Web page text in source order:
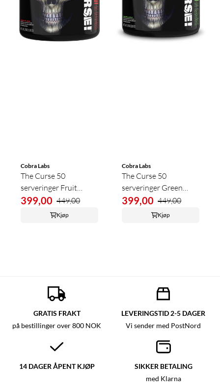
Cobra Labs
The Curse 50
serveringer Fruit
Punch
399,00 449,00
Kjøp
Cobra Labs
The Curse 50
serveringer Green
Apple
399,00 449,00
Kjøp
GRATIS FRAKT
på bestillinger over 800 NOK
LEVERINGSTID 2-5 DAGER
Vi sender med PostNord
14 DAGER ÅPENT KJØP SIKKER BETALING
med Klarna